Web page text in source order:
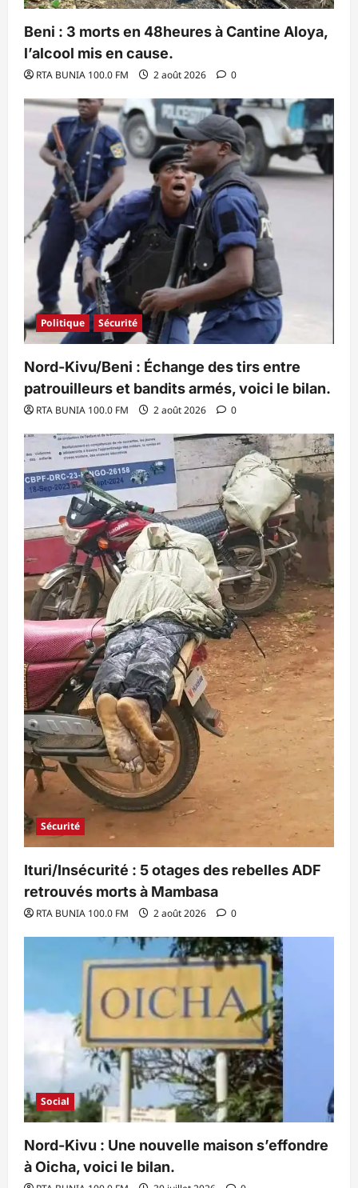
Beni : 3 morts en 48heures à Cantine Aloya,
l’alcool mis en cause.
RTA BUNIA 100.0 FM 2 août 2026 0
Politique Sécurité
Nord-Kivu/Beni : Échange des tirs entre
patrouilleurs et bandits armés, voici le bilan.
RTA BUNIA 100.0 FM 2 août 2026 0
Sécurité
Ituri/Insécurité : 5 otages des rebelles ADF
retrouvés morts à Mambasa
RTA BUNIA 100.0 FM 2 août 2026 0
Social
Nord-Kivu : Une nouvelle maison s’effondre
à Oicha, voici le bilan.